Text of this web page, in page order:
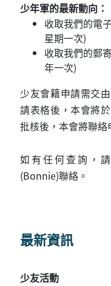
少年軍的最新動向：
收取我們的電
星期一次)
收取我們的郵
年一次)
少友會籍申請需交
請表格後，本會將
批核後，本會將聯絡
如有任何查詢，
(Bonnie)聯絡。
最新資訊
少友活動